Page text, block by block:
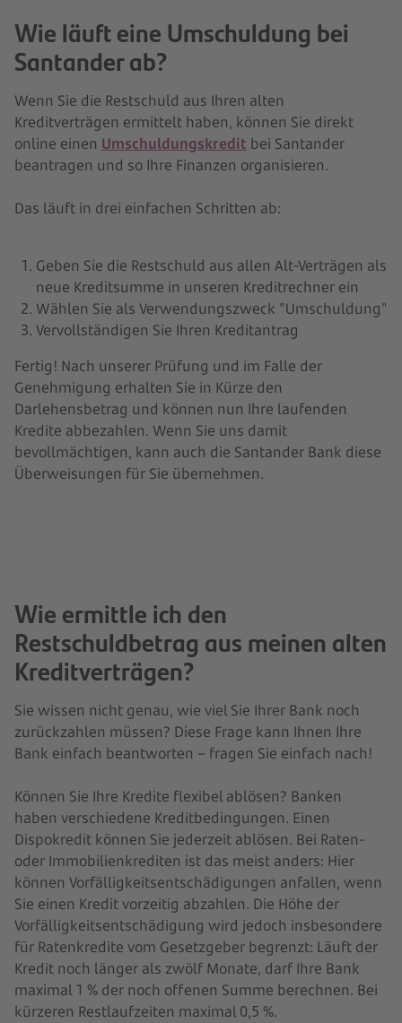
Wie läuft eine Umschuldung bei
Santander ab?
Wenn Sie die Restschuld aus Ihren alten
Kreditverträgen ermittelt haben, können Sie direkt
online einen Umschuldungskredit bei Santander
beantragen und so Ihre Finanzen organisieren.
Das läuft in drei einfachen Schritten ab:
Geben Sie die Restschuld aus allen Alt-Verträgen als
neue Kreditsumme in unseren Kreditrechner ein
Wählen Sie als Verwendungszweck "Umschuldung"
Vervollständigen Sie Ihren Kreditantrag
Fertig! Nach unserer Prüfung und im Falle der
Genehmigung erhalten Sie in Kürze den
Darlehensbetrag und können nun Ihre laufenden
Kredite abbezahlen. Wenn Sie uns damit
bevollmächtigen, kann auch die Santander Bank diese
Überweisungen für Sie übernehmen.
Wie ermittle ich den
Restschuldbetrag aus meinen alten
Kreditverträgen?
Sie wissen nicht genau, wie viel Sie Ihrer Bank noch
zurückzahlen müssen? Diese Frage kann Ihnen Ihre
Bank einfach beantworten – fragen Sie einfach nach!
Können Sie Ihre Kredite flexibel ablösen? Banken
haben verschiedene Kreditbedingungen. Einen
Dispokredit können Sie jederzeit ablösen. Bei Raten-
oder Immobilienkrediten ist das meist anders: Hier
können Vorfälligkeitsentschädigungen anfallen, wenn
Sie einen Kredit vorzeitig abzahlen. Die Höhe der
Vorfälligkeitsentschädigung wird jedoch insbesondere
für Ratenkredite vom Gesetzgeber begrenzt: Läuft der
Kredit noch länger als zwölf Monate, darf Ihre Bank
maximal 1 % der noch offenen Summe berechnen. Bei
kürzeren Restlaufzeiten maximal 0,5 %.